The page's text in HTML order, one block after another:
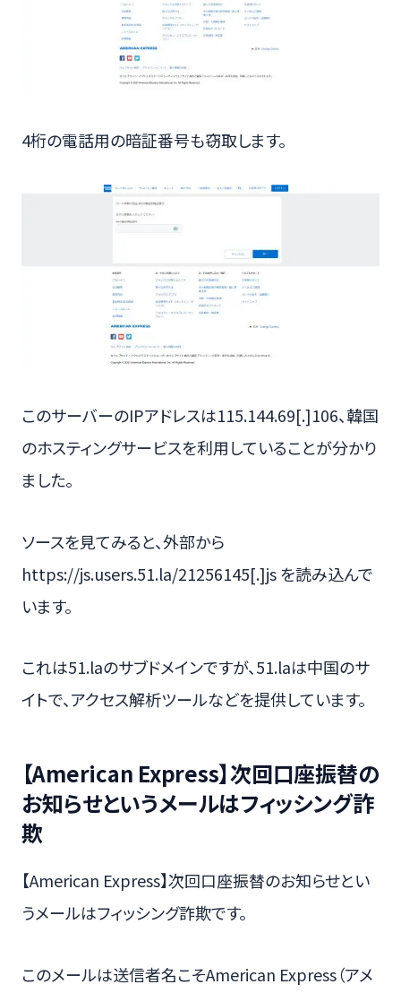
4桁の電話用の暗証番号も窃取します。
このサーバーのIPアドレスは115.144.69[.]106、韓国
のホスティングサービスを利用していることが分かり
ました。
ソースを見てみると、外部から
https://js.users.51.la/21256145[.]js を読み込んで
います。
これは51.laのサブドメインですが、51.laは中国のサ
イトで、アクセス解析ツールなどを提供しています。
【American Express】次回口座振替の
お知らせというメールはフィッシング詐
欺
【American Express】次回口座振替のお知らせとい
うメールはフィッシング詐欺です。
このメールは送信者名こそAmerican Express（アメ